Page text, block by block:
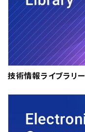
技術情報ライブラリー